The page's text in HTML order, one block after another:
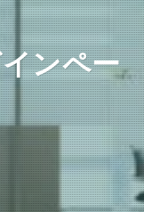
ンペー